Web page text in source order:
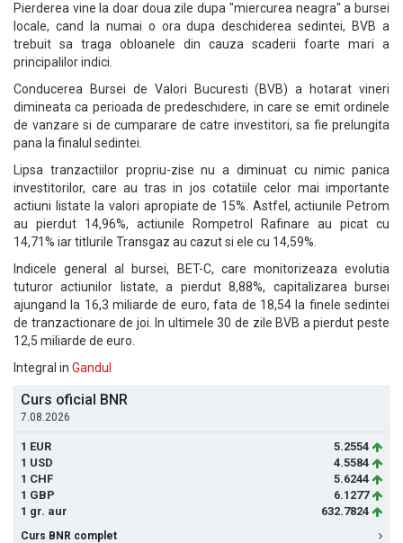
Pierderea vine la doar doua zile dupa "miercurea neagra" a bursei
locale, cand la numai o ora dupa deschiderea sedintei, BVB a
trebuit sa traga obloanele din cauza scaderii foarte mari a
principalilor indici.
Conducerea Bursei de Valori Bucuresti (BVB) a hotarat vineri
dimineata ca perioada de predeschidere, in care se emit ordinele
de vanzare si de cumparare de catre investitori, sa fie prelungita
pana la finalul sedintei.
Lipsa tranzactiilor propriu-zise nu a diminuat cu nimic panica
investitorilor, care au tras in jos cotatiile celor mai importante
actiuni listate la valori apropiate de 15%. Astfel, actiunile Petrom
au pierdut 14,96%, actiunile Rompetrol Rafinare au picat cu
14,71% iar titlurile Transgaz au cazut si ele cu 14,59%.
Indicele general al bursei, BET-C, care monitorizeaza evolutia
tuturor actiunilor listate, a pierdut 8,88%, capitalizarea bursei
ajungand la 16,3 miliarde de euro, fata de 18,54 la finele sedintei
de tranzactionare de joi. In ultimele 30 de zile BVB a pierdut peste
12,5 miliarde de euro.
Integral in Gandul
Curs oficial BNR
7.08.2026
1 EUR
5.2554
1 USD
4.5584
1 CHF
5.6244
1 GBP
6.1277
1 gr. aur
632.7824
Curs BNR complet